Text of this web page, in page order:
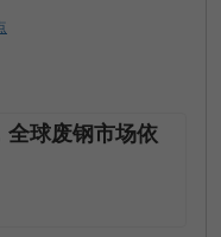
全球废钢市场依